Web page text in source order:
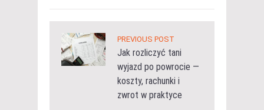
PREVIOUS POST
Jak rozliczyć tani
wyjazd po powrocie —
koszty, rachunki i
zwrot w praktyce